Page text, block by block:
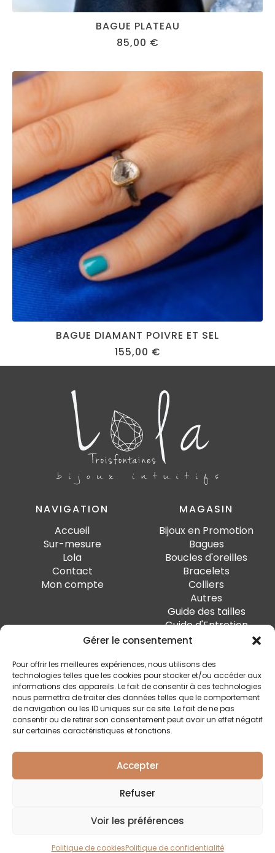
Gérer le consentement
Pour offrir les meilleures expériences, nous utilisons des
technologies telles que les cookies pour stocker et/ou accéder aux
informations des appareils. Le fait de consentir à ces technologies
nous permettra de traiter des données telles que le comportement
de navigation ou les ID uniques sur ce site. Le fait de ne pas
consentir ou de retirer son consentement peut avoir un effet négatif
sur certaines caractéristiques et fonctions.
Accepter
Refuser
Voir les préférences
Politique de cookiesPolitique de confidentialité
BAGUE PLATEAU
85,00 €
BAGUE DIAMANT POIVRE ET SEL
155,00 €
NAVIGATION
Accueil
Sur-mesure
Lola
Contact
Mon compte
MAGASIN
Bijoux en Promotion
Bagues
Boucles d'oreilles
Bracelets
Colliers
Autres
Guide des tailles
Guide d'Entretien
SUIVEZ-MOI
Quai Marcellis 10, 4020 Liège - BE0 794.477.312
Politique de confidentialité